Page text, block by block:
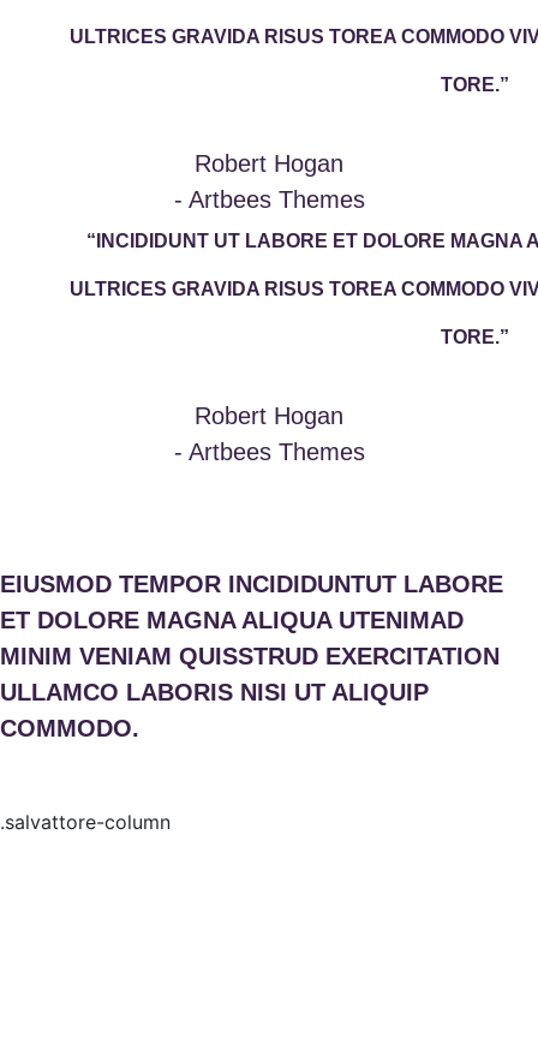
ULTRICES GRAVIDA RISUS TOREA COMMODO
TORE.”
Robert Hogan
- Artbees Themes
“INCIDIDUNT UT LABORE ET DOLORE MAGNA
ULTRICES GRAVIDA RISUS TOREA COMMODO
TORE.”
Robert Hogan
- Artbees Themes
EIUSMOD TEMPOR INCIDIDUNTUT LABORE
ET DOLORE MAGNA ALIQUA UTENIMAD
MINIM VENIAM QUISSTRUD EXERCITATION
ULLAMCO LABORIS NISI UT ALIQUIP
COMMODO.